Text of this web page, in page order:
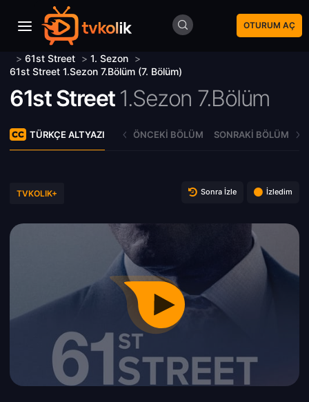
OTURUM AÇ
> 61st Street > 1. Sezon >
61st Street 1.Sezon 7.Bölüm (7. Bölüm)
61st Street 1.Sezon 7.Bölüm
TÜRKÇE ALTYAZI ÖNCEKI BÖLÜM SONRAKI BÖLÜM
TVKOLIK+ Sonra İzle İzledim